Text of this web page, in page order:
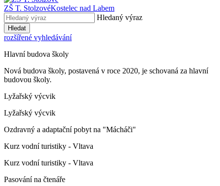
ZŠ T. StolzovéKostelec nad Labem
Hledaný výraz
Hledat
rozšířené vyhledávání
Hlavní budova školy
Nová budova školy, postavená v roce 2020, je schovaná za hlavní
budovou školy.
Lyžařský výcvik
Lyžařský výcvik
Ozdravný a adaptační pobyt na "Mácháči"
Kurz vodní turistiky - Vltava
Kurz vodní turistiky - Vltava
Pasování na čtenáře